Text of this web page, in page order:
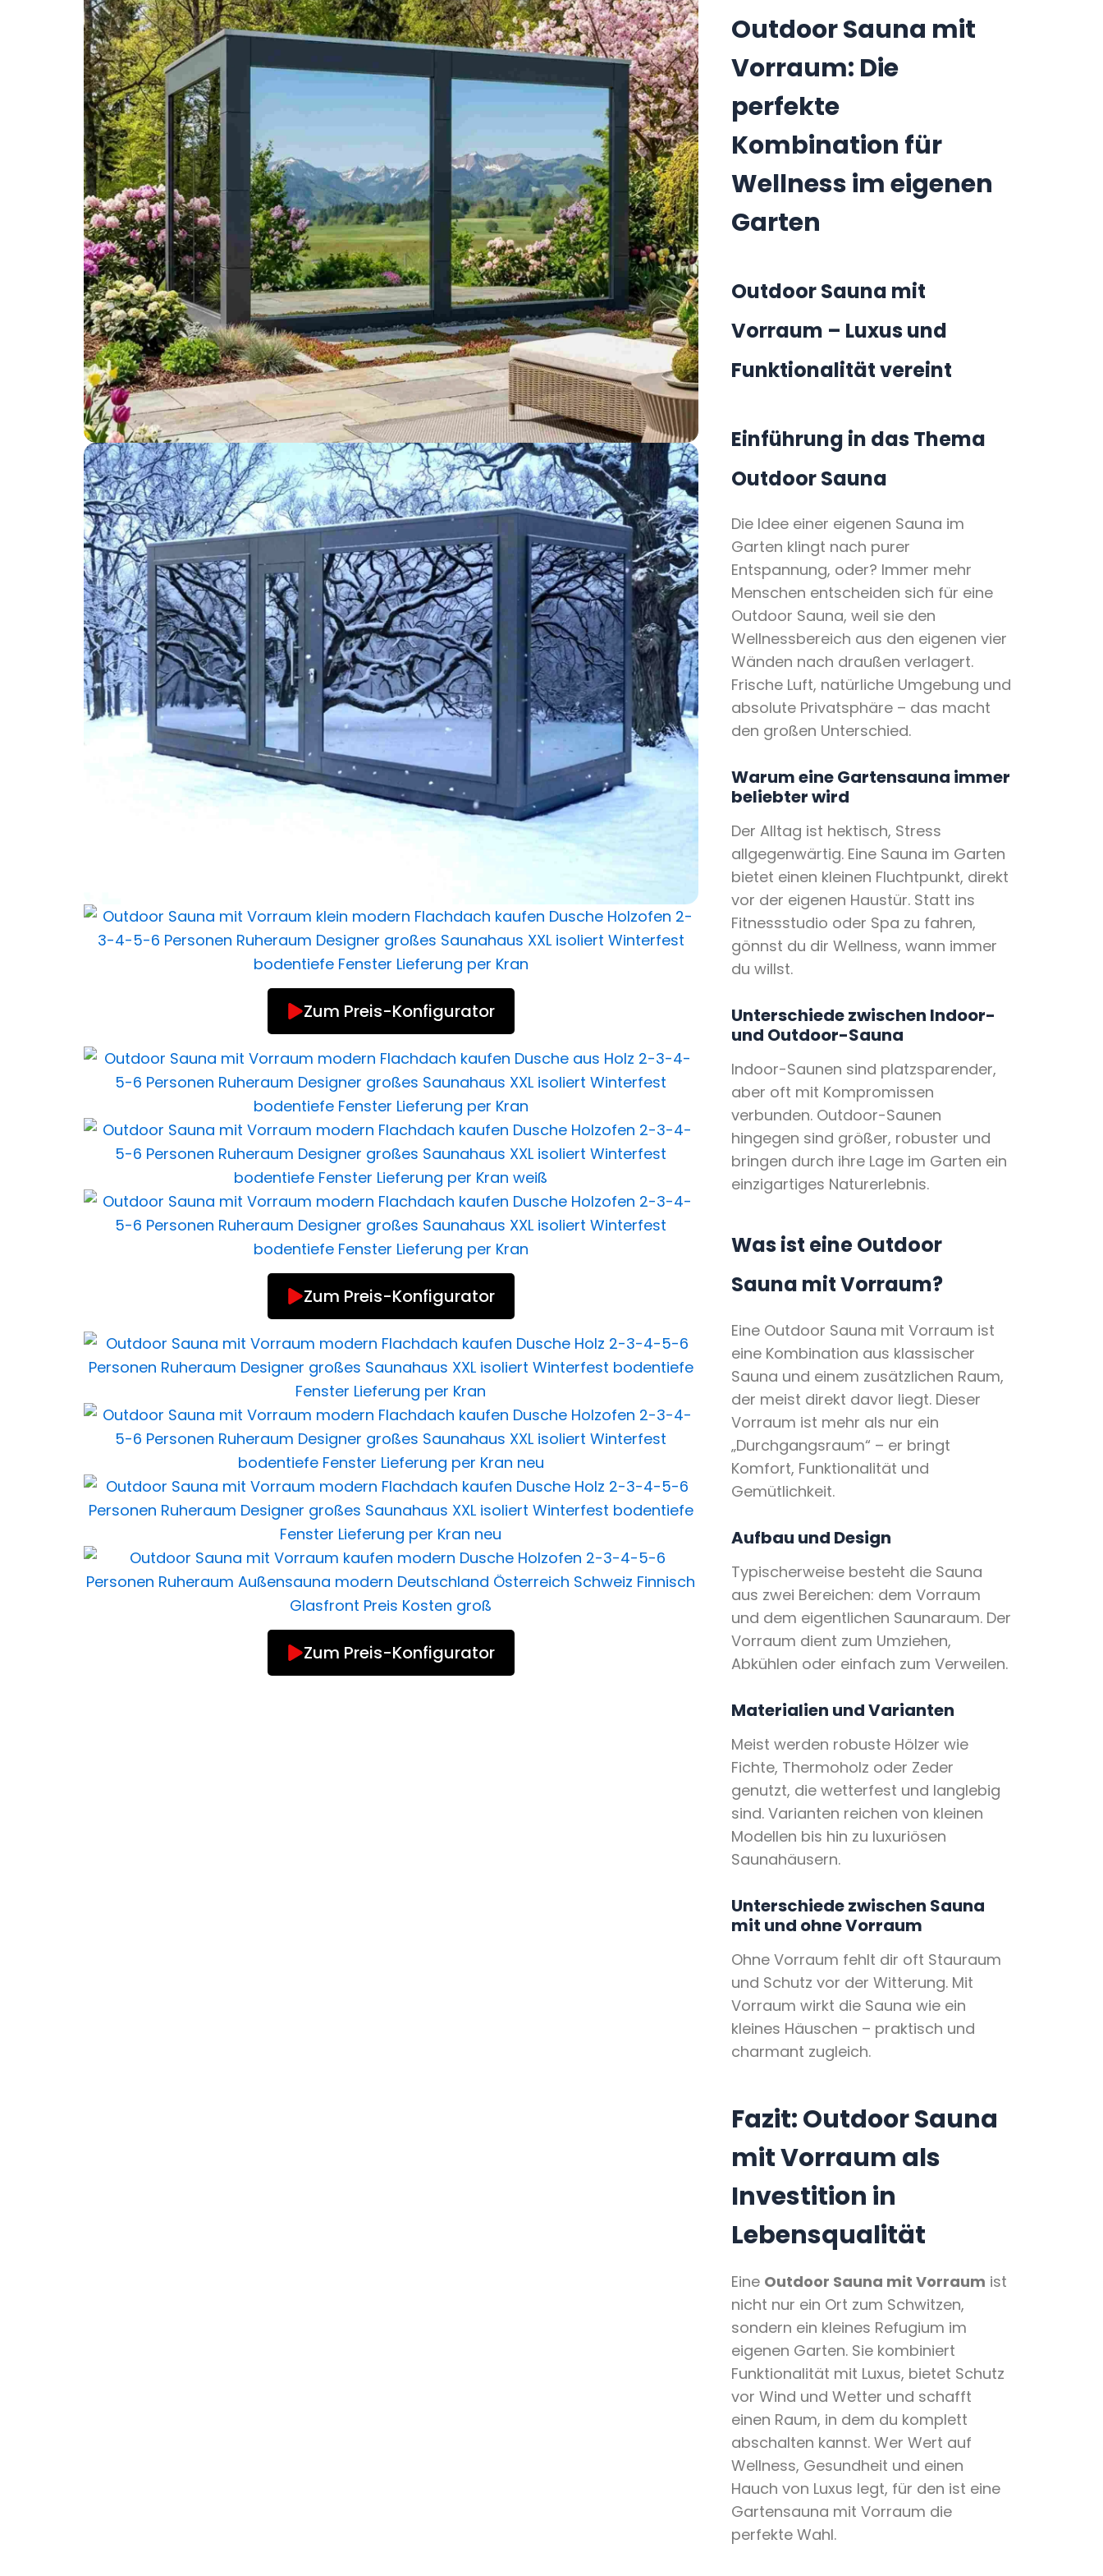
Zum Preis-Konfigurator
Zum Preis-Konfigurator
Zum Preis-Konfigurator
Outdoor Sauna mit
Vorraum: Die
perfekte
Kombination für
Wellness im eigenen
Garten
Outdoor Sauna mit
Vorraum – Luxus und
Funktionalität vereint
Einführung in das Thema
Outdoor Sauna
Die Idee einer eigenen Sauna im
Garten klingt nach purer
Entspannung, oder? Immer mehr
Menschen entscheiden sich für eine
Outdoor Sauna, weil sie den
Wellnessbereich aus den eigenen vier
Wänden nach draußen verlagert.
Frische Luft, natürliche Umgebung und
absolute Privatsphäre – das macht
den großen Unterschied.
Warum eine Gartensauna immer
beliebter wird
Der Alltag ist hektisch, Stress
allgegenwärtig. Eine Sauna im Garten
bietet einen kleinen Fluchtpunkt, direkt
vor der eigenen Haustür. Statt ins
Fitnessstudio oder Spa zu fahren,
gönnst du dir Wellness, wann immer
du willst.
Unterschiede zwischen Indoor-
und Outdoor-Sauna
Indoor-Saunen sind platzsparender,
aber oft mit Kompromissen
verbunden. Outdoor-Saunen
hingegen sind größer, robuster und
bringen durch ihre Lage im Garten ein
einzigartiges Naturerlebnis.
Was ist eine Outdoor
Sauna mit Vorraum?
Eine Outdoor Sauna mit Vorraum ist
eine Kombination aus klassischer
Sauna und einem zusätzlichen Raum,
der meist direkt davor liegt. Dieser
Vorraum ist mehr als nur ein
„Durchgangsraum“ – er bringt
Komfort, Funktionalität und
Gemütlichkeit.
Aufbau und Design
Typischerweise besteht die Sauna
aus zwei Bereichen: dem Vorraum
und dem eigentlichen Saunaraum. Der
Vorraum dient zum Umziehen,
Abkühlen oder einfach zum Verweilen.
Materialien und Varianten
Meist werden robuste Hölzer wie
Fichte, Thermoholz oder Zeder
genutzt, die wetterfest und langlebig
sind. Varianten reichen von kleinen
Modellen bis hin zu luxuriösen
Saunahäusern.
Unterschiede zwischen Sauna
mit und ohne Vorraum
Ohne Vorraum fehlt dir oft Stauraum
und Schutz vor der Witterung. Mit
Vorraum wirkt die Sauna wie ein
kleines Häuschen – praktisch und
charmant zugleich.
Fazit: Outdoor Sauna
mit Vorraum als
Investition in
Lebensqualität
Eine Outdoor Sauna mit Vorraum ist
nicht nur ein Ort zum Schwitzen,
sondern ein kleines Refugium im
eigenen Garten. Sie kombiniert
Funktionalität mit Luxus, bietet Schutz
vor Wind und Wetter und schafft
einen Raum, in dem du komplett
abschalten kannst. Wer Wert auf
Wellness, Gesundheit und einen
Hauch von Luxus legt, für den ist eine
Gartensauna mit Vorraum die
perfekte Wahl.